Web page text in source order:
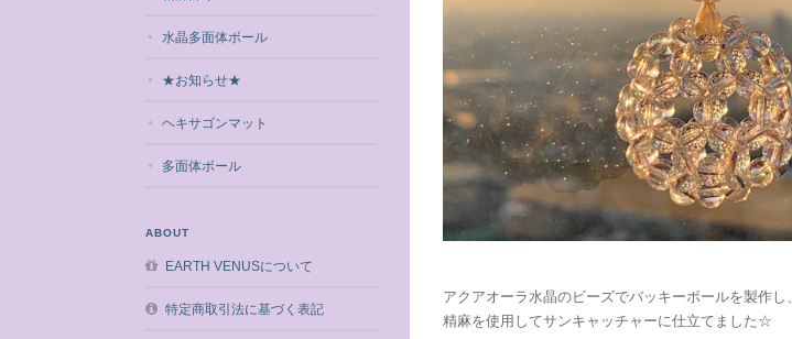
アクアオーラ水晶のビーズでバッキーボールを製作し、
精麻を使用してサンキャッチャーに仕立てました☆
水晶多面体ボール
★お知らせ★
ヘキサゴンマット
多面体ボール
ABOUT
EARTH VENUSについて
特定商取引法に基づく表記